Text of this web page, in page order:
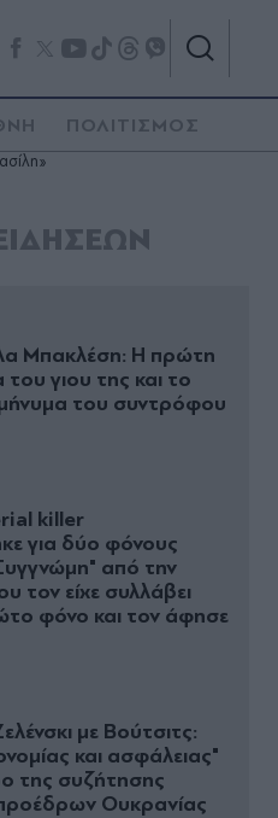
ΠΟΛΙΤΙΣΜΟΣ
Μπακλέση: Η πρώτη
γιου της και το
μήνυμα του συντρόφου
killer
για δύο φόνους
από την
τον είχε συλλάβει
φόνο και τον άφησε
με Βούτσιτς:
και ασφάλειας"
της συζήτησης
Ουκρανίας